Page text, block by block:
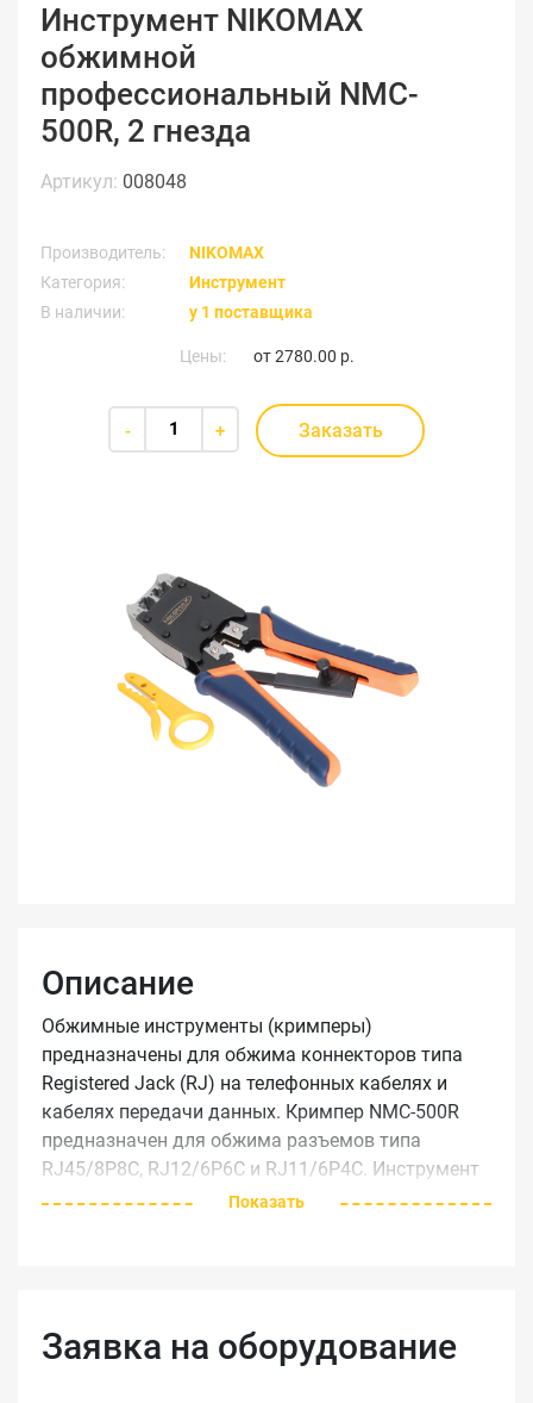
Инструмент NIKOMAX
обжимной
профессиональный NMC-
500R, 2 гнезда
Артикул: 008048
Производитель:
NIKOMAX
Категория:
Инструмент
В наличии:
у 1 поставщика
Цены: от2780.00 р.
- + Заказать
Описание
Обжимные инструменты (кримперы)
предназначены для обжима коннекторов типа
Registered Jack (RJ) на телефонных кабелях и
кабелях передачи данных. Кримпер NMC-500R
предназначен для обжима разъемов типа
RJ45/8P8C, RJ12/6P6C и RJ11/6P4C. Инструмент
оборудован устройством для зачистки плоского
Технические характеристики
Показать
Заявка на оборудование